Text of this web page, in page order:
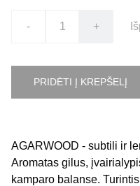
- +
PRIDĖTI Į KREPŠELĮ
AGARWOOD - subtili ir
Aromatas gilus,
kamparo balanse.